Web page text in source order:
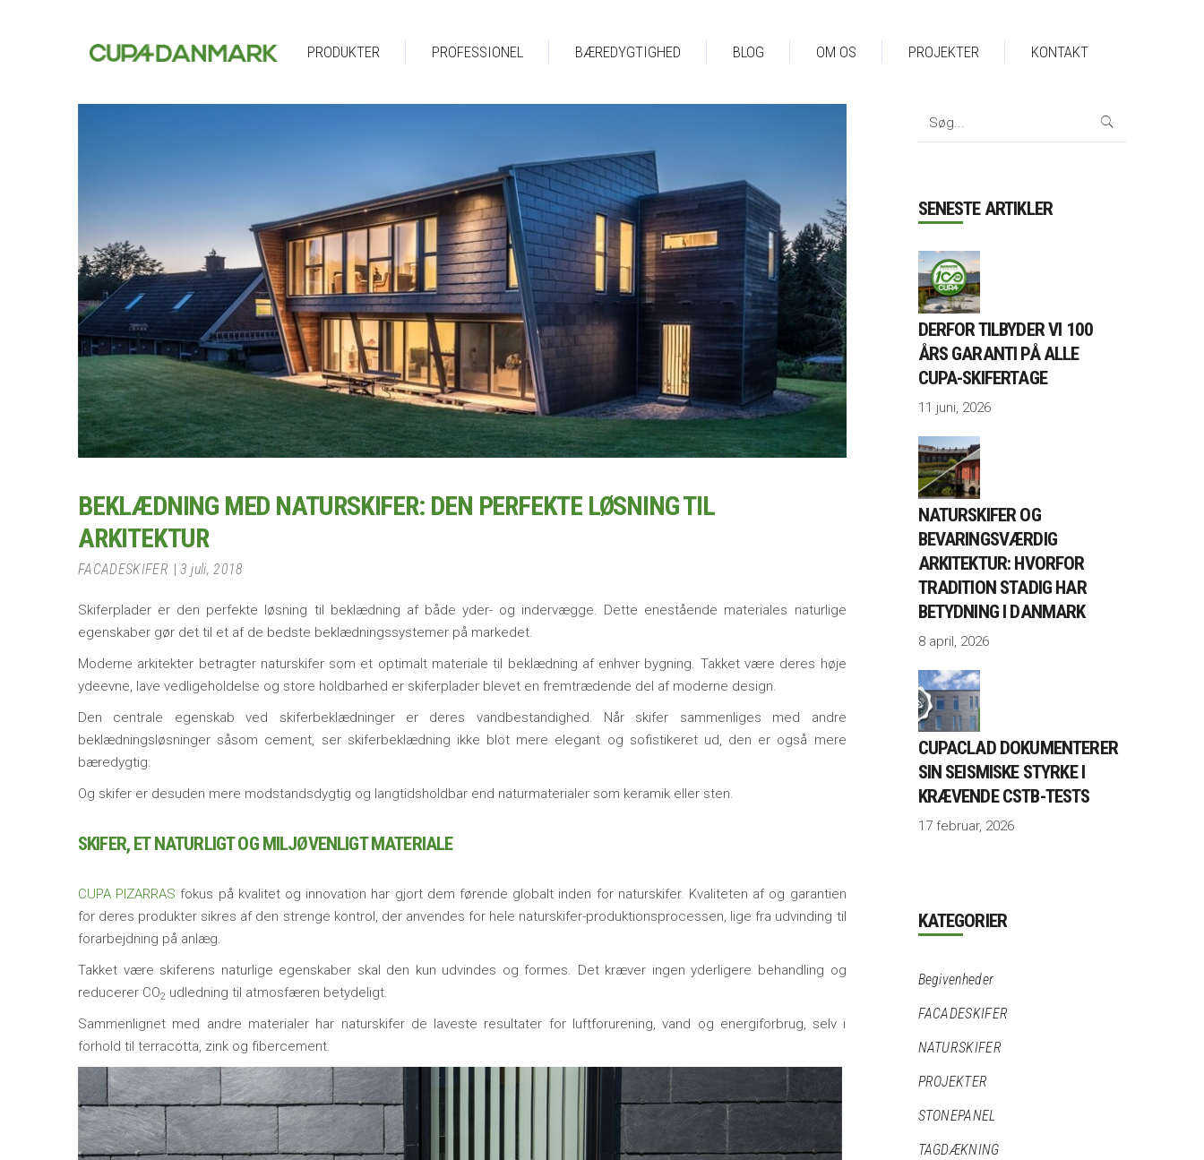
PRODUKTER PROFESSIONEL BÆREDYGTIGHED BLOG OM OS PROJEKTER KONTAKT
BEKLÆDNING MED NATURSKIFER: DEN PERFEKTE LØSNING TIL
ARKITEKTUR
FACADESKIFER 3 juli, 2018
Skiferplader er den perfekte løsning til beklædning af både yder- og indervægge. Dette enestående materiales naturlige
egenskaber gør det til et af de bedste beklædningssystemer på markedet.
Moderne arkitekter betragter naturskifer som et optimalt materiale til beklædning af enhver bygning. Takket være deres høje
ydeevne, lave vedligeholdelse og store holdbarhed er skiferplader blevet en fremtrædende del af moderne design.
Den centrale egenskab ved skiferbeklædninger er deres vandbestandighed. Når skifer sammenliges med andre
beklædningsløsninger såsom cement, ser skiferbeklædning ikke blot mere elegant og sofistikeret ud, den er også mere
bæredygtig.
Og skifer er desuden mere modstandsdygtig og langtidsholdbar end naturmaterialer som keramik eller sten.
SKIFER, ET NATURLIGT OG MILJØVENLIGT MATERIALE
CUPA PIZARRAS fokus på kvalitet og innovation har gjort dem førende globalt inden for naturskifer. Kvaliteten af og garantien
for deres produkter sikres af den strenge kontrol, der anvendes for hele naturskifer-produktionsprocessen, lige fra udvinding til
forarbejdning på anlæg.
Takket være skiferens naturlige egenskaber skal den kun udvindes og formes. Det kræver ingen yderligere behandling og
reducerer CO2 udledning til atmosfæren betydeligt.
Sammenlignet med andre materialer har naturskifer de laveste resultater for luftforurening, vand og energiforbrug, selv i
forhold til terracotta, zink og fibercement.
Search
SENESTE ARTIKLER
DERFOR TILBYDER VI 100
ÅRS GARANTI PÅ ALLE
CUPA-SKIFERTAGE
11 juni, 2026
NATURSKIFER OG
BEVARINGSVÆRDIG
ARKITEKTUR: HVORFOR
TRADITION STADIG HAR
BETYDNING I DANMARK
8 april, 2026
CUPACLAD DOKUMENTERER
SIN SEISMISKE STYRKE I
KRÆVENDE CSTB-TESTS
17 februar, 2026
KATEGORIER
Begivenheder
FACADESKIFER
NATURSKIFER
PROJEKTER
STONEPANEL
TAGDÆKNING